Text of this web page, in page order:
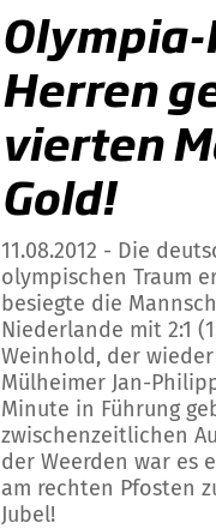
Herren
vierten
Gold!
11.08.2012 - Die
olympischen Traum
besiegte die
Niederlande mit 2:1
Weinhold, der
Mülheimer Jan-
Minute in Führung
zwischenzeitlichen
der Weerden war es
am rechten Pfosten
Jubel!